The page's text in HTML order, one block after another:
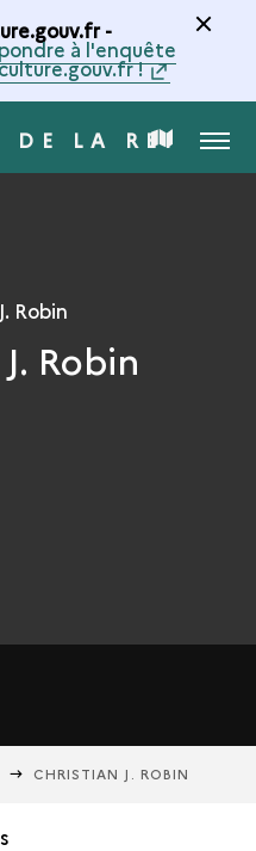
-
à l'enquête
!
DE LA REINE
CARTE MENU
Robin
Robin
CHRISTIAN J. ROBIN